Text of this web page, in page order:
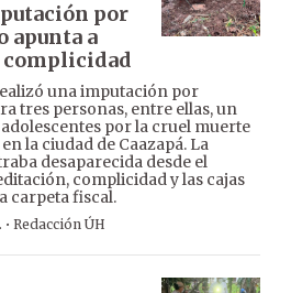
por
apunta a
una imputación por
tres personas, entre ellas, un
por la cruel muerte
la ciudad de Caazapá. La
desaparecida desde el
complicidad y las cajas
carpeta fiscal.
· Redacción ÚH